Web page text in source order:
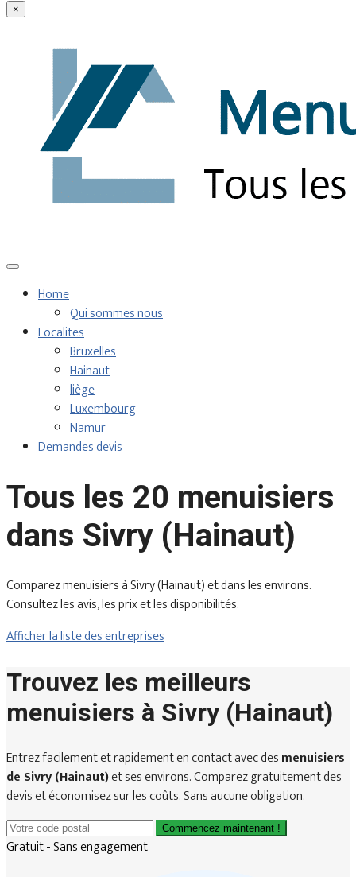
×
Home
Qui sommes nous
Localites
Bruxelles
Hainaut
liège
Luxembourg
Namur
Demandes devis
Tous les 20 menuisiers
dans Sivry (Hainaut)
Comparez menuisiers à Sivry (Hainaut) et dans les environs.
Consultez les avis, les prix et les disponibilités.
Afficher la liste des entreprises
Trouvez les meilleurs
menuisiers à Sivry (Hainaut)
Entrez facilement et rapidement en contact avec desmenuisiers
de Sivry (Hainaut)et ses environs. Comparez gratuitement des
devis et économisez sur les coûts. Sans aucune obligation.
Commencez maintenant !
Gratuit - Sans engagement